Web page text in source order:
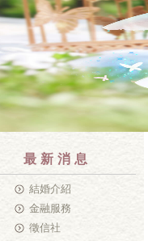
最新消息
結婚介紹
金融服務
徵信社